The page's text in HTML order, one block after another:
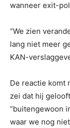
wanneer exit-
“We zien
lang niet meer
KAN-
De reactie komt
zei dat hij
“buitengewoon
waar we nog